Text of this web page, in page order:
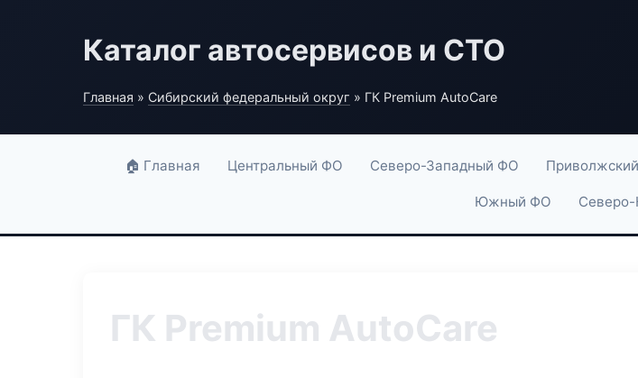
Каталог автосервисов и СТО
Главная » Сибирский федеральный округ » ГК Premium AutoCare
🏠 Главная Центральный ФО Северо-Западный ФО
Южный ФО
ГК Premium AutoCare